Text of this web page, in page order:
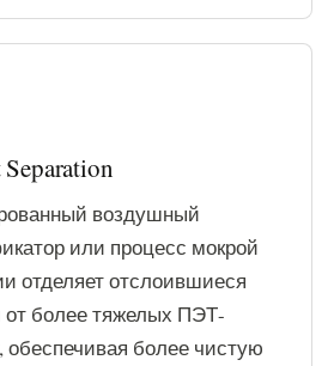
воздушный
или процесс мокрой
отделяет отслоившиеся
от более тяжелых ПЭТ-
обеспечивая более чистую